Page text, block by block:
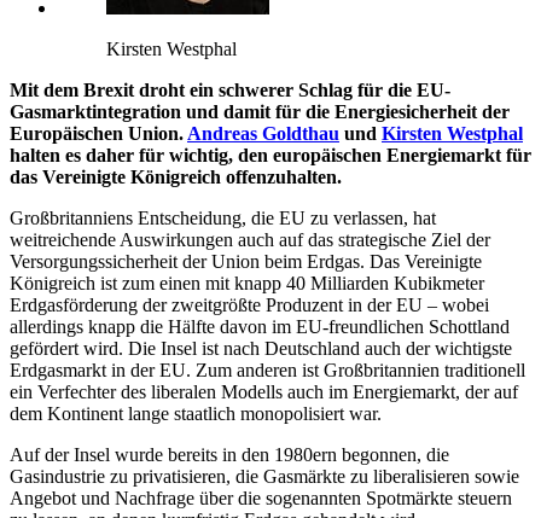
Kirsten Westphal
Mit dem Brexit droht ein schwerer Schlag für die EU-
Gasmarktintegration und damit für die Energiesicherheit der
Europäischen Union. Andreas Goldthau und Kirsten Westphal
halten es daher für wichtig, den europäischen Energiemarkt für
das Vereinigte Königreich offenzuhalten.
Großbritanniens Entscheidung, die EU zu verlassen, hat
weitreichende Auswirkungen auch auf das strategische Ziel der
Versorgungssicherheit der Union beim Erdgas. Das Vereinigte
Königreich ist zum einen mit knapp 40 Milliarden Kubikmeter
Erdgasförderung der zweitgrößte Produzent in der EU – wobei
allerdings knapp die Hälfte davon im EU-freundlichen Schottland
gefördert wird. Die Insel ist nach Deutschland auch der wichtigste
Erdgasmarkt in der EU. Zum anderen ist Großbritannien traditionell
ein Verfechter des liberalen Modells auch im Energiemarkt, der auf
dem Kontinent lange staatlich monopolisiert war.
Auf der Insel wurde bereits in den 1980ern begonnen, die
Gasindustrie zu privatisieren, die Gasmärkte zu liberalisieren sowie
Angebot und Nachfrage über die sogenannten Spotmärkte steuern